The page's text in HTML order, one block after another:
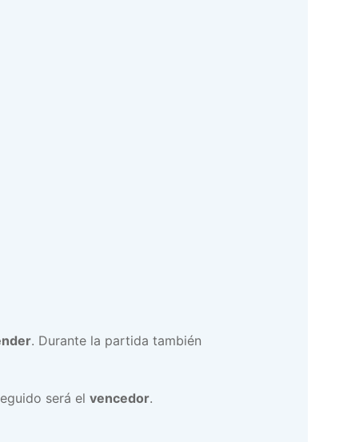
. Durante la partida también
será el vencedor.